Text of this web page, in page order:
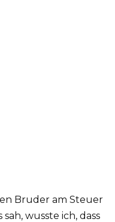
Bruder am Steuer
wusste ich, dass